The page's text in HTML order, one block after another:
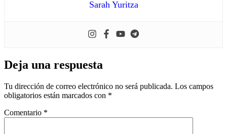
Sarah Yuritza
Deja una respuesta
Tu dirección de correo electrónico no será publicada. Los campos
obligatorios están marcados con *
Comentario *